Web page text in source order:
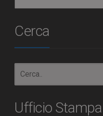
Cerca
Ufficio Stampa